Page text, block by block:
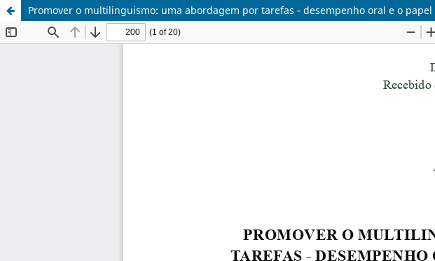
Promover o multilinguismo: uma abordagem por tarefas - desempenho oral e o